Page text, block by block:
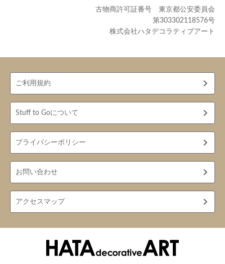
古物商許可証番号 東京都公安委員会
第303302118576号
株式会社ハタデコラティブアート
ご利用規約
Stuff to Goについて
プライバシーポリシー
お問い合わせ
アクセスマップ